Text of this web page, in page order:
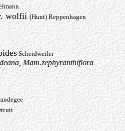
wolfii(Hunt) Reppenhagen
Scheidweiler
Mam.zephyranthiflora